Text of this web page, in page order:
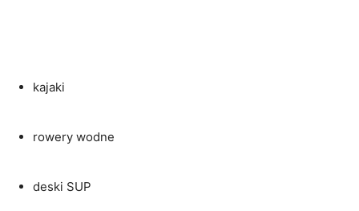
kajaki
rowery wodne
deski SUP